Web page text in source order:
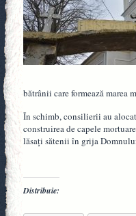
bătrânii care formează
În schimb, consilierii au
construirea de capele
lăsaţi sătenii în grija
Distribuie: